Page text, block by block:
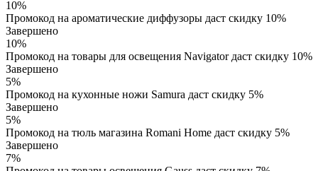
10%
Промокод на ароматические диффузоры даст скидку 10%
Завершено
10%
Промокод на товары для освещения Navigator даст скидку 10%
Завершено
5%
Промокод на кухонные ножи Samura даст скидку 5%
Завершено
5%
Промокод на тюль магазина Romani Home даст скидку 5%
Завершено
7%